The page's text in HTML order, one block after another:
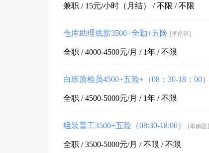
兼职 / 15元/小时（月结） / 不限 / 不限
仓库助理底薪3500+全勤+五险 [孝南区]
全职 / 4000-4500元/月 / 1年 / 不限
白班质检员4500+五险+（08：30-18：00）
全职 / 4500-5000元/月 / 1年 / 不限
组装普工3500+五险（08:30-18:00） [孝南区]
全职 / 3500-5000元/月 / 不限 / 不限